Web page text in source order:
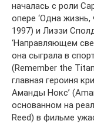
началась с роли
опере ‘Одна
1997) и Лиззи
‘Направляющем
она сыграла в
(Remember the
главная героиня
Аманды Нокс’
основанном на
Reed) в фильме